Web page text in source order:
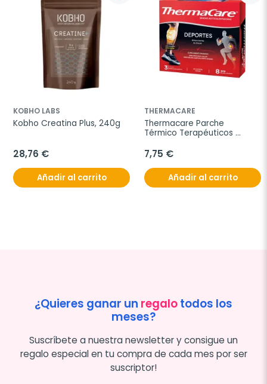
KOBHO LABS
Kobho Creatina Plus, 240g
28,76 €
Añadir al carrito
THERMACARE
Thermacare Parche
Térmico Terapéuticos
7,75 €
Añadir al carrito
¿Quieres ganar un regalotodos los
meses?
Suscríbete a nuestra newsletter y consigue un
regalo especial en tu compra de cada mes por ser
suscriptor!